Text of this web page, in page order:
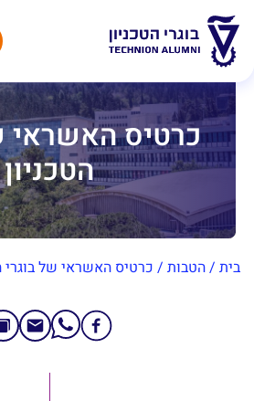
כרטיס האשראי
הטכניון
בית /הטבות / כרטיס האשראי של בוגרי